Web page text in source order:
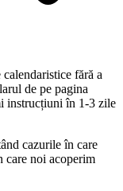
fără a
de pe pagina
instrucțiuni în 1-3 zile
cazurile în care
care noi acoperim